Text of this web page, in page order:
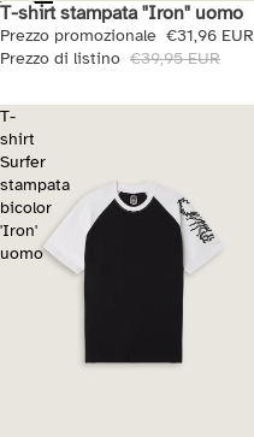
Saldi
T-shirt stampata "Iron" uomo
Prezzo promozionale €31,96 EUR
Prezzo di listino €39,95 EUR
T-
shirt
Surfer
stampata
bicolor
'Iron'
uomo